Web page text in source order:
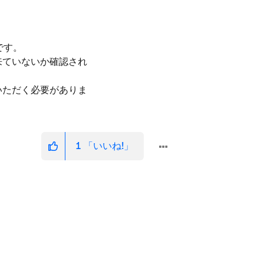
。
いないか確認され
だく必要がありま
1 「いいね!」